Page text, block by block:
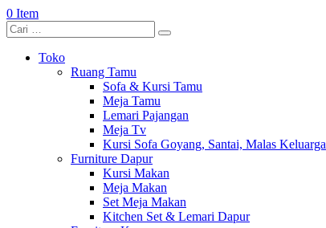
0 Item
Toko
Ruang Tamu
Sofa & Kursi Tamu
Meja Tamu
Lemari Pajangan
Meja Tv
Kursi Sofa Goyang, Santai, Malas Keluarga
Furniture Dapur
Kursi Makan
Meja Makan
Set Meja Makan
Kitchen Set & Lemari Dapur